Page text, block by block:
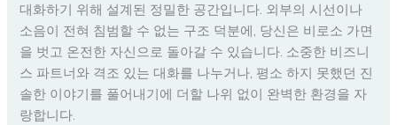
대화하기 위해 설계된 정밀한 공간입니다. 외부의 시선이나
소음이 전혀 침범할 수 없는 구조 덕분에, 당신은 비로소 가면
을 벗고 온전한 자신으로 돌아갈 수 있습니다. 소중한 비즈니
스 파트너와 격조 있는 대화를 나누거나, 평소 하지 못했던 진
솔한 이야기를 풀어내기에 더할 나위 없이 완벽한 환경을 자
랑합니다.